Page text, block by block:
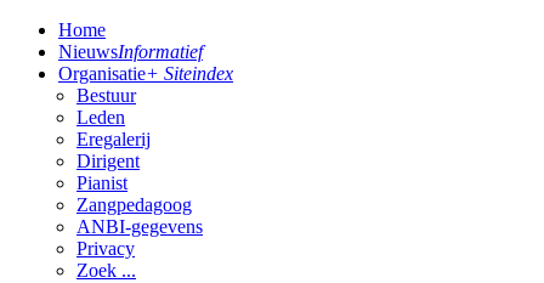
Home
NieuwsInformatief
Organisatie+ Siteindex
Bestuur
Leden
Eregalerij
Dirigent
Pianist
Zangpedagoog
ANBI-gegevens
Privacy
Zoek ...